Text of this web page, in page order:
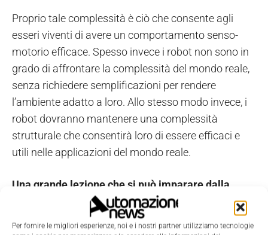
Per fornire le migliori esperienze, noi e i nostri partner utilizziamo tecnologie
Proprio tale complessità è ciò che consente agli
esseri viventi di avere un comportamento senso-
motorio efficace. Spesso invece i robot non sono in
grado di affrontare la complessità del mondo reale,
senza richiedere semplificazioni per rendere
l’ambiente adatto a loro. Allo stesso modo invece, i
robot dovranno mantenere una complessità
strutturale che consentirà loro di essere efficaci e
utili nelle applicazioni del mondo reale.
Una grande lezione che si può imparare dalla
natura è che gli esseri viventi sono perfettamente
integrati nell’ambiente naturale, durante il loro